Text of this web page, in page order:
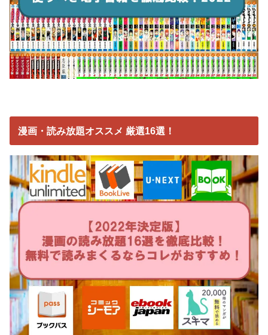
漫画・読み放題オススメ 厳選16選！